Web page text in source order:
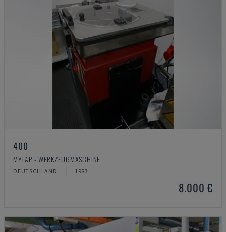
400
MYLÄP - WERKZEUGMASCHINE
DEUTSCHLAND 1983
8.000 €